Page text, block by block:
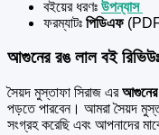
বইয়ের ধরণঃ উপন্যাস
ফরম্যাটঃ পিডিএফ
আগুনের রঙ লাল বই রিভিউঃ
সৈয়দ মুস্তাফা সিরাজ এরআগুনের
পড়তে পারবেন। আমরা সৈয়দ
সংগ্রহ করেছি এবং আপনাদের